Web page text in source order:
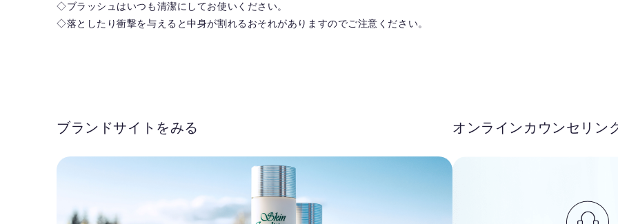
◇ブラッシュはいつも清潔にしてお使いください。
◇落としたり衝撃を与えると中身が割れるおそれがありますのでご注意ください。
ブランドサイトをみる オンラインカウンセリン